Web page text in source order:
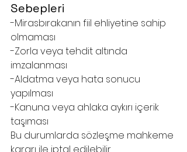
Sebepleri
-Mirasbırakanın fiil ehliyetine sahip
olmaması
-Zorla veya tehdit altında
imzalanması
-Aldatma veya hata sonucu
yapılması
-Kanuna veya ahlaka aykırı içerik
taşıması
Bu durumlarda sözleşme mahkeme